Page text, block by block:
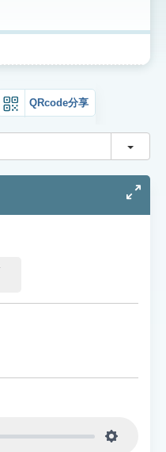
QRcode分享
切換